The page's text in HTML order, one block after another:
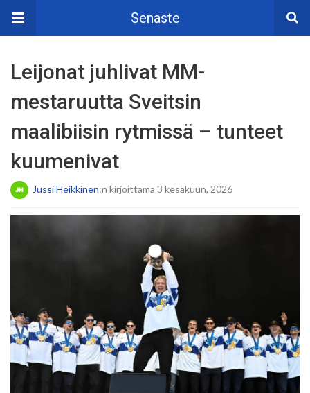
Senaste
Leijonat juhlivat MM-
mestaruutta Sveitsin
maalibiisin rytmissä – tunteet
kuumenivat
Jussi Heikkinen:n kirjoittama 3 kesäkuun, 2026